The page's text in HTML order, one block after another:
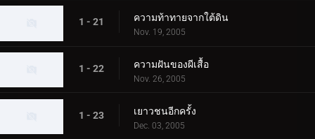
1 - 21 ความท้าทายจากใต้ดิน
Nov. 19, 2005
1 - 22 ความฝันของผีเสื้อ
Nov. 26, 2005
1 - 23 เยาวชนอีกครั้ง
Dec. 03, 2005